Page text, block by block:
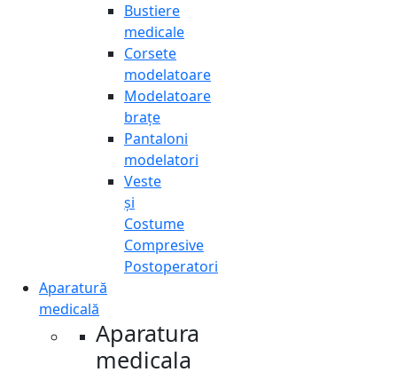
Bustiere
medicale
Corsete
modelatoare
Modelatoare
brațe
Pantaloni
modelatori
Veste
și
Costume
Compresive
Postoperatori
Aparatură
medicală
Aparatura
medicala